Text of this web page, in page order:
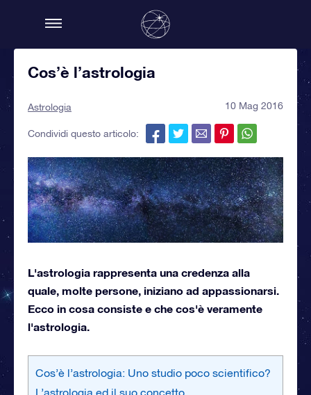
Cos’è l’astrologia
Astrologia 10 Mag 2016
Condividi questo articolo:
L'astrologia rappresenta una credenza alla
quale, molte persone, iniziano ad appassionarsi.
Ecco in cosa consiste e che cos'è veramente
l'astrologia.
Cos’è l’astrologia: Uno studio poco scientifico?
L’astrologia ed il suo concetto